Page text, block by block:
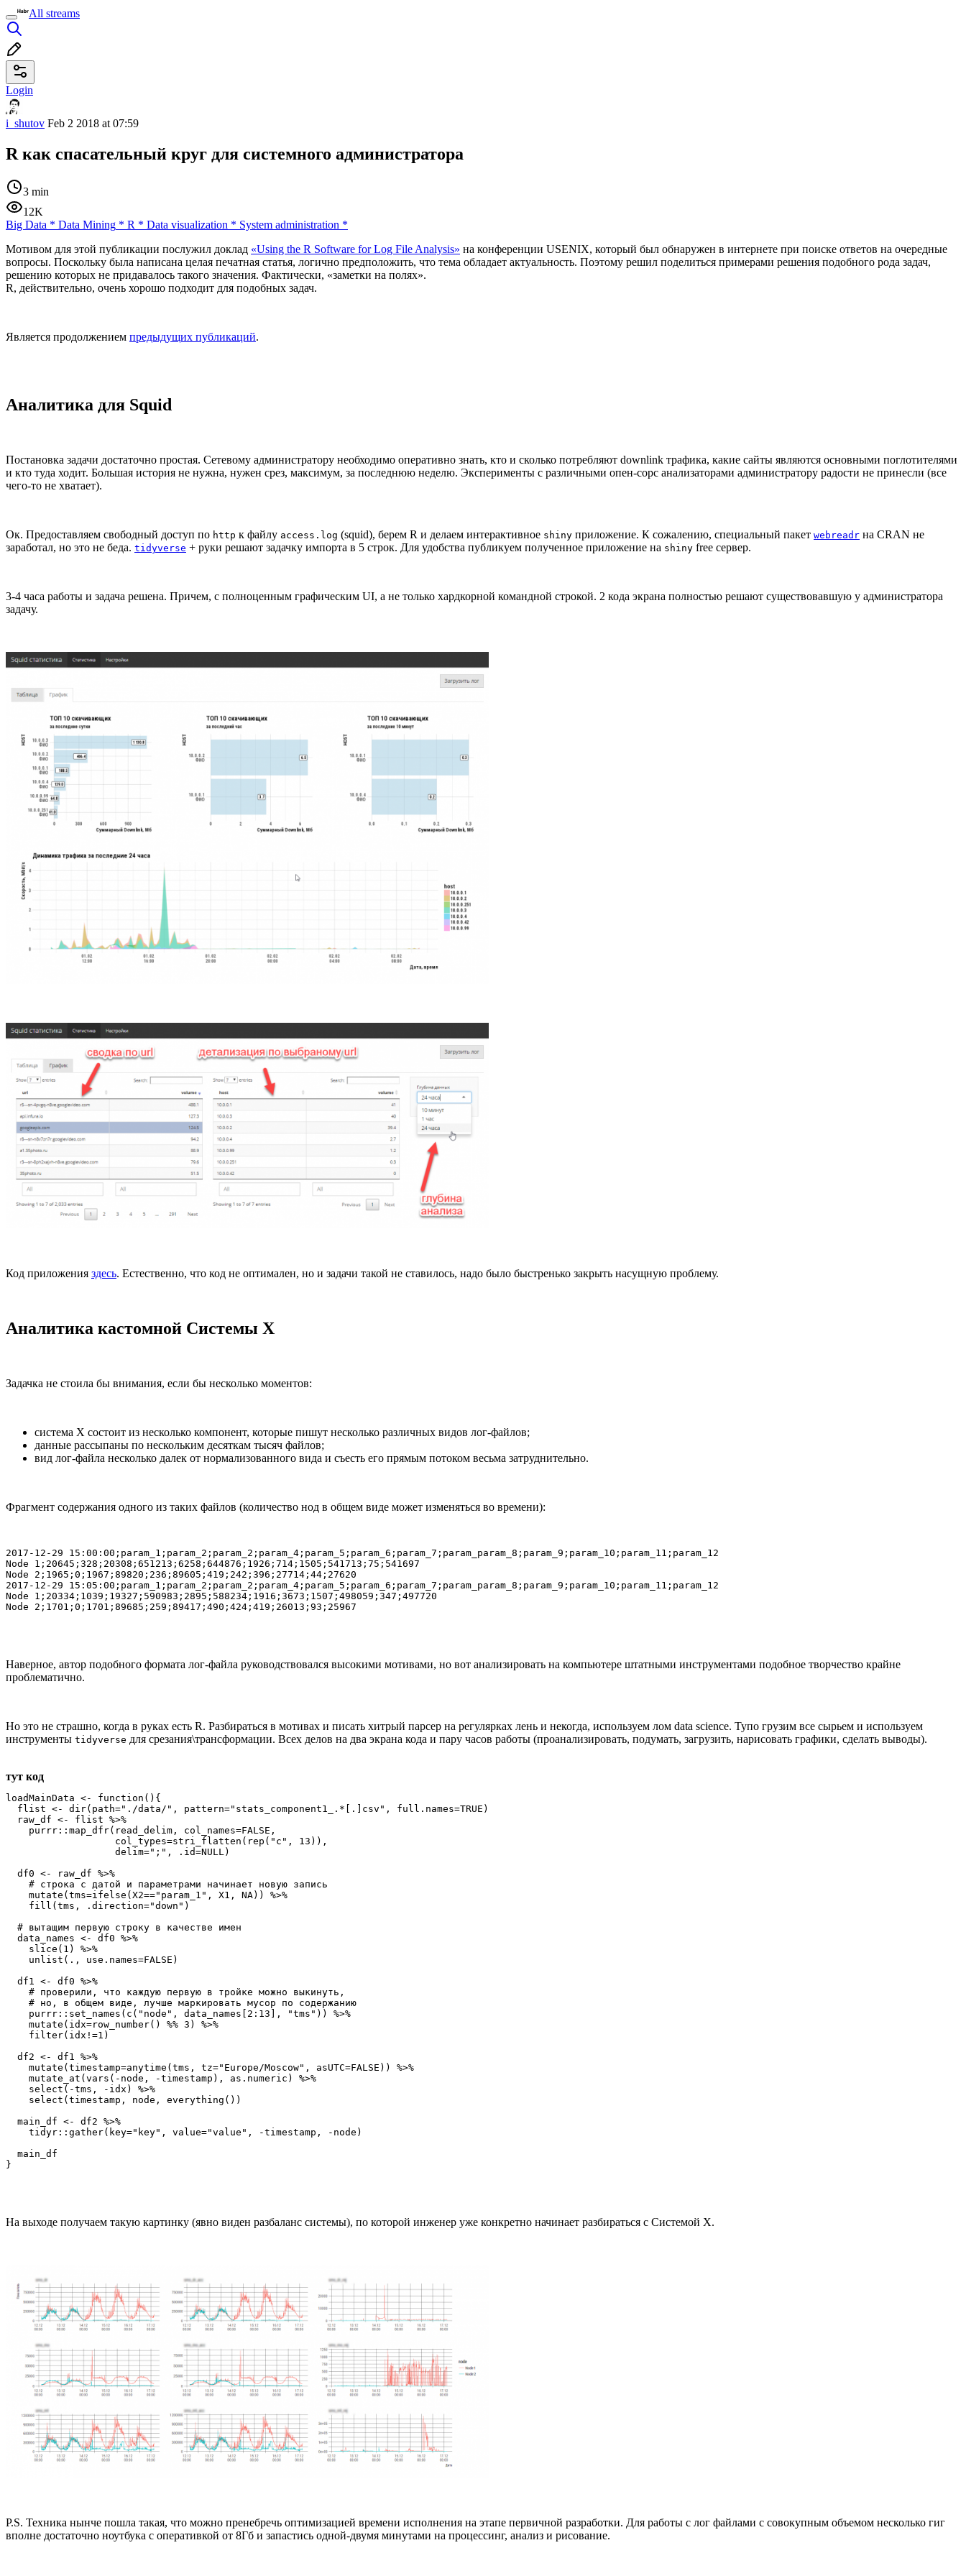
All streams
Login
i_shutov Feb 2 2018 at 07:59
R как спасательный круг для системного администратора
3 min
12K
Big Data * Data Mining * R * Data visualization * System administration *
Мотивом для этой публикации послужил доклад «Using the R Software for Log File Analysis» на конференции USENIX, который был обнаружен в интернете при поиске ответов на очередные
вопросы. Поскольку была написана целая печатная статья, логично предположить, что тема обладает актуальность. Поэтому решил поделиться примерами решения подобного рода задач,
решению которых не придавалось такого значения. Фактически, «заметки на полях».
R, действительно, очень хорошо подходит для подобных задач.
Является продолжением предыдущих публикаций.
Аналитика для Squid
Постановка задачи достаточно простая. Сетевому администратору необходимо оперативно знать, кто и сколько потребляют downlink трафика, какие сайты являются основными поглотителями
и кто туда ходит. Большая история не нужна, нужен срез, максимум, за последнюю неделю. Эксперименты с различными опен-сорс анализаторами администратору радости не принесли (все
чего-то не хватает).
Ок. Предоставляем свободный доступ по http к файлу access.log (squid), берем R и делаем интерактивное shiny приложение. К сожалению, специальный пакет webreadr на CRAN не
заработал, но это не беда. tidyverse + руки решают задачку импорта в 5 строк. Для удобства публикуем полученное приложение на shiny free сервер.
3-4 часа работы и задача решена. Причем, с полноценным графическим UI, а не только хардкорной командной строкой. 2 кода экрана полностью решают существовавшую у администратора
задачу.
Код приложения здесь. Естественно, что код не оптимален, но и задачи такой не ставилось, надо было быстренько закрыть насущную проблему.
Аналитика кастомной Системы X
Задачка не стоила бы внимания, если бы несколько моментов:
cистема X состоит из несколько компонент, которые пишут несколько различных видов лог-файлов;
данные рассыпаны по нескольким десяткам тысяч файлов;
вид лог-файла несколько далек от нормализованного вида и съесть его прямым потоком весьма затруднительно.
Фрагмент содержания одного из таких файлов (количество нод в общем виде может изменяться во времени):
2017-12-29 15:00:00;param_1;param_2;param_2;param_4;param_5;param_6;param_7;param_param_8;param_9;param_10;param_11;param_12
Node 1;20645;328;20308;651213;6258;644876;1926;714;1505;541713;75;541697
Node 2;1965;0;1967;89820;236;89605;419;242;396;27714;44;27620
2017-12-29 15:05:00;param_1;param_2;param_2;param_4;param_5;param_6;param_7;param_param_8;param_9;param_10;param_11;param_12
Node 1;20334;1039;19327;590983;2895;588234;1916;3673;1507;498059;347;497720
Node 2;1701;0;1701;89685;259;89417;490;424;419;26013;93;25967
Наверное, автор подобного формата лог-файла руководствовался высокими мотивами, но вот анализировать на компьютере штатными инструментами подобное творчество крайне
проблематично.
Но это не страшно, когда в руках есть R. Разбираться в мотивах и писать хитрый парсер на регулярках лень и некогда, используем лом data science. Тупо грузим все сырьем и используем
инструменты tidyverse для срезания\трансформации. Всех делов на два экрана кода и пару часов работы (проанализировать, подумать, загрузить, нарисовать графики, сделать выводы).
тут код
loadMainData <- function(){
  flist <- dir(path="./data/", pattern="stats_component1_.*[.]csv", full.names=TRUE)
  raw_df <- flist %>%
    purrr::map_dfr(read_delim, col_names=FALSE,
                   col_types=stri_flatten(rep("c", 13)),
                   delim=";", .id=NULL)
  df0 <- raw_df %>%
    # строка с датой и параметрами начинает новую запись
    mutate(tms=ifelse(X2=="param_1", X1, NA)) %>%
    fill(tms, .direction="down")
  # вытащим первую строку в качестве имен
  data_names <- df0 %>%
    slice(1) %>%
    unlist(., use.names=FALSE)
  df1 <- df0 %>%
    # проверили, что каждую первую в тройке можно выкинуть,
    # но, в общем виде, лучше маркировать мусор по содержанию
    purrr::set_names(c("node", data_names[2:13], "tms")) %>%
    mutate(idx=row_number() %% 3) %>%
    filter(idx!=1)
  df2 <- df1 %>%
    mutate(timestamp=anytime(tms, tz="Europe/Moscow", asUTC=FALSE)) %>%
    mutate_at(vars(-node, -timestamp), as.numeric) %>%
    select(-tms, -idx) %>%
    select(timestamp, node, everything())
  main_df <- df2 %>%
    tidyr::gather(key="key", value="value", -timestamp, -node)
  main_df
}
На выходе получаем такую картинку (явно виден разбаланс системы), по которой инженер уже конкретно начинает разбираться с Системой X.
P.S. Техника нынче пошла такая, что можно пренебречь оптимизацией времени исполнения на этапе первичной разработки. Для работы с лог файлами с совокупным объемом несколько гиг
вполне достаточно ноутбука с оперативкой от 8Гб и запастись одной-двумя минутами на процессинг, анализ и рисование.